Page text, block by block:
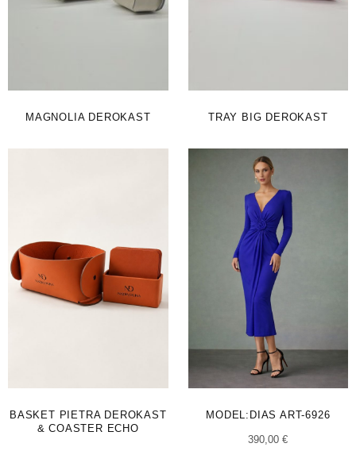
MAGNOLIA DEROKAST TRAY BIG DEROKAST
BASKET PIETRA DEROKAST
& COASTER ECHO
MODEL:DIAS ART-6926
390,00€